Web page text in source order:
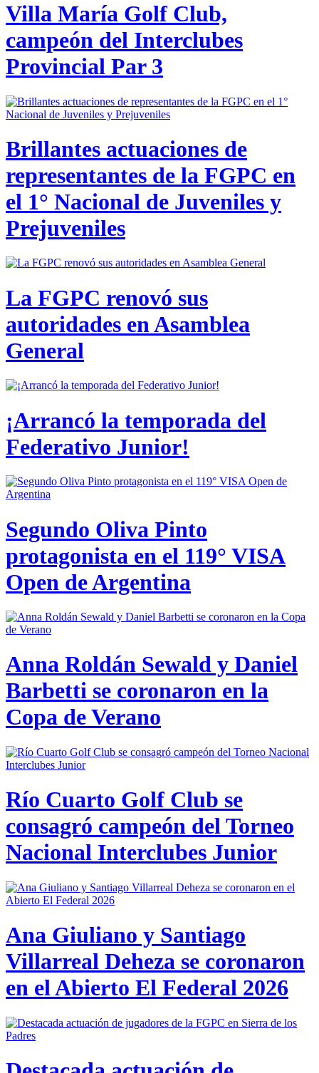
Villa María Golf Club,
campeón del Interclubes
Provincial Par 3
Brillantes actuaciones de
representantes de la FGPC en
el 1° Nacional de Juveniles y
Prejuveniles
La FGPC renovó sus
autoridades en Asamblea
General
¡Arrancó la temporada del
Federativo Junior!
Segundo Oliva Pinto
protagonista en el 119° VISA
Open de Argentina
Anna Roldán Sewald y Daniel
Barbetti se coronaron en la
Copa de Verano
Río Cuarto Golf Club se
consagró campeón del Torneo
Nacional Interclubes Junior
Ana Giuliano y Santiago
Villarreal Deheza se coronaron
en el Abierto El Federal 2026